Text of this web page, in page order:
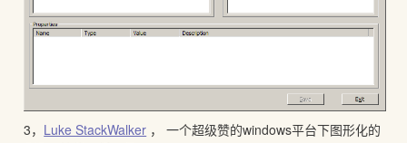
3， Luke StackWalker ， 一个超级赞的windows平台下图形化的